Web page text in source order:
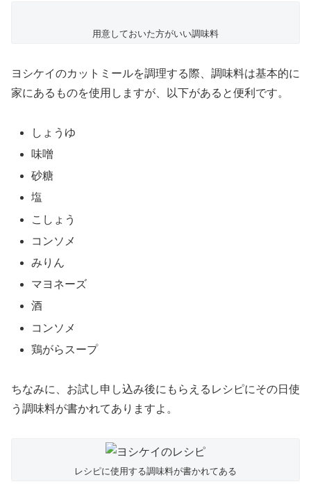
用意しておいた方がいい調味料
ヨシケイのカットミールを調理する際、調味料は基本的に
家にあるものを使用しますが、以下があると便利です。
しょうゆ
味噌
砂糖
塩
こしょう
コンソメ
みりん
マヨネーズ
酒
コンソメ
鶏がらスープ
ちなみに、お試し申し込み後にもらえるレシピにその日使
う調味料が書かれてありますよ。
レシピに使用する調味料が書かれてある